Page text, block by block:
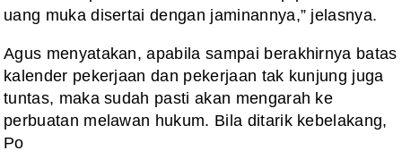
uang muka disertai dengan jaminannya,” jelasnya.
Agus menyatakan, apabila sampai berakhirnya batas
kalender pekerjaan dan pekerjaan tak kunjung juga
tuntas, maka sudah pasti akan mengarah ke
perbuatan melawan hukum. Bila ditarik kebelakang,
Po